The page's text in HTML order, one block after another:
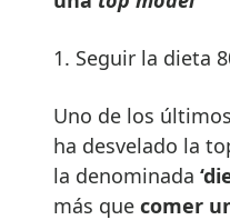
1. Seguir la dieta
Uno de los
ha desvelado la
la denominada
más que comer